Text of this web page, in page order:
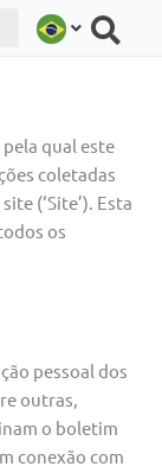
qual este
coletadas
(‘Site’). Esta
os
pessoal dos
outras,
o boletim
conexão com